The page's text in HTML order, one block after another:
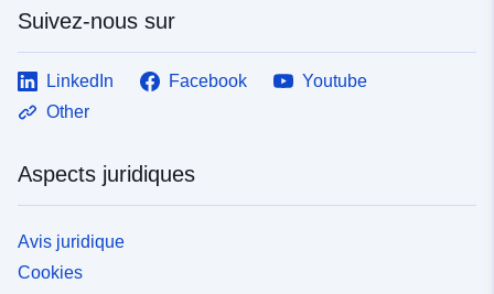
Suivez-nous sur
LinkedIn Facebook
Youtube
Other
Aspects juridiques
Avis juridique
Cookies